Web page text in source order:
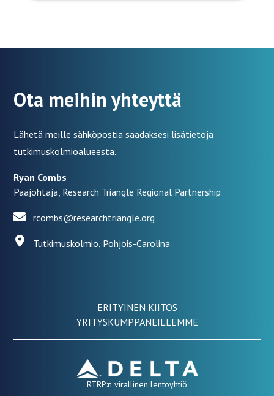
Ota meihin yhteyttä
Lähetä meille sähköpostia saadaksesi lisätietoja
tutkimuskolmioalueesta.
Ryan Combs
Pääjohtaja, Research Triangle Regional Partnership
rcombs@researchtriangle.org
Tutkimuskolmio, Pohjois-Carolina
ERITYINEN KIITOS
YRITYSKUMPPANEILLEMME
RTRP:n virallinen lentoyhtiö